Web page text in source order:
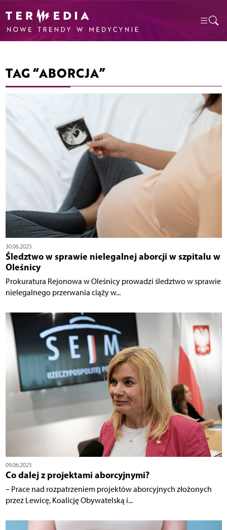
TAG “ABORCJA”
30.06.2025
Śledztwo w sprawie nielegalnej aborcji w szpitalu w
Oleśnicy
Prokuratura Rejonowa w Oleśnicy prowadzi śledztwo w sprawie
nielegalnego przerwania ciąży w...
09.06.2025
Co dalej z projektami aborcyjnymi?
– Prace nad rozpatrzeniem projektów aborcyjnych złożonych
przez Lewicę, Koalicję Obywatelską i...